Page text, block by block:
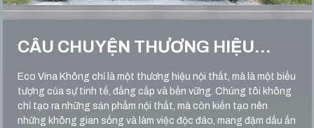
CÂU CHUYỆN THƯƠNG HIỆU…
Eco Vina Không chỉ là một thương hiệu nội thất, mà là một biểu
tượng của sự tinh tế, đẳng cấp và bền vững. Chúng tôi không
chỉ tạo ra những sản phẩm nội thất, mà còn kiến tạo nên
những không gian sống và làm việc độc đáo, mang đậm dấu ấn